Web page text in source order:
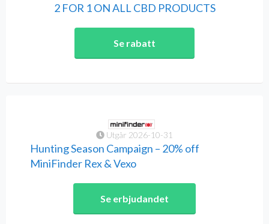
2 FOR 1 ON ALL CBD PRODUCTS
Se rabatt
Utgår 2026-10-31
Hunting Season Campaign – 20% off
MiniFinder Rex & Vexo
Se erbjudandet